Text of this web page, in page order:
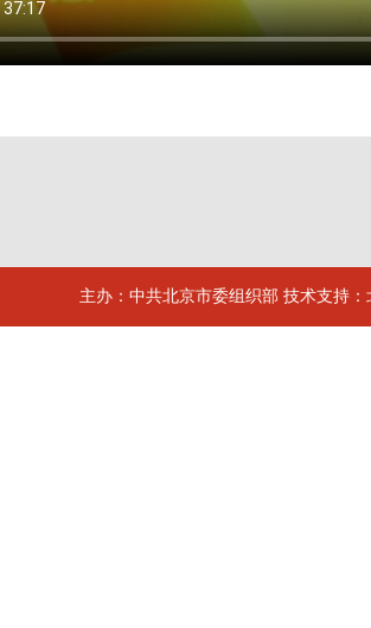
主办：中共北京市委组织部 技术支持